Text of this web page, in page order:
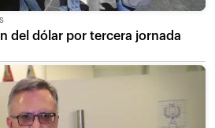
del dólar por tercera jornada